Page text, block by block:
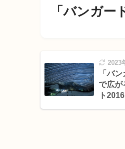
「バンガー
2023
「バ
で広が
ト